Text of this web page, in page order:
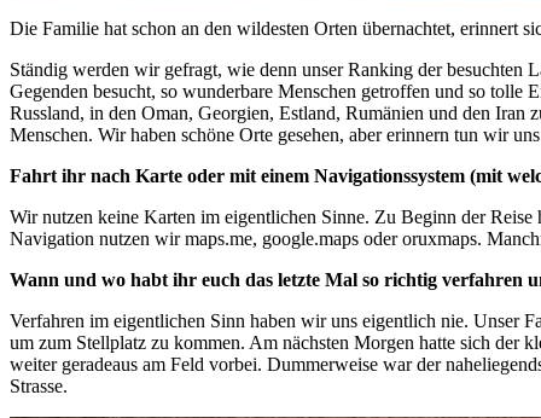
Die Familie hat schon an den wildesten Orten übernachtet, erinnert
Ständig werden wir gefragt, wie denn unser Ranking der besuchten
Gegenden besucht, so wunderbare Menschen getroffen und so
Russland, in den Oman, Georgien, Estland, Rumänien und den
Menschen. Wir haben schöne Orte gesehen, aber erinnern tun wir
Fahrt ihr nach Karte oder mit einem Navigationssystem (mit
Wir nutzen keine Karten im eigentlichen Sinne. Zu Beginn der
Navigation nutzen wir maps.me, google.maps oder oruxmaps.
Wann und wo habt ihr euch das letzte Mal so richtig verfahren
Verfahren im eigentlichen Sinn haben wir uns eigentlich nie. Unser
um zum Stellplatz zu kommen. Am nächsten Morgen hatte sich der
weiter geradeaus am Feld vorbei. Dummerweise war der
Strasse.